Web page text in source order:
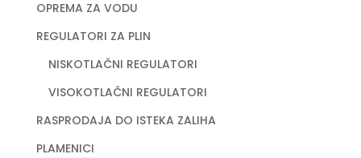
OPREMA ZA VODU
REGULATORI ZA PLIN
NISKOTLAČNI REGULATORI
VISOKOTLAČNI REGULATORI
RASPRODAJA DO ISTEKA ZALIHA
PLAMENICI